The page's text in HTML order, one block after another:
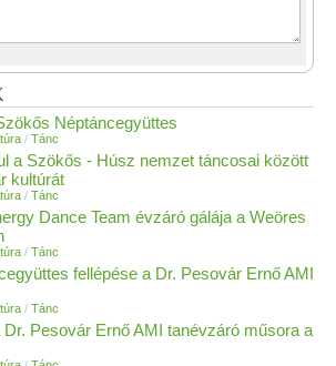
Néptáncegyüttes
/ Tánc
a Szökős - Húsz nemzet táncosai között
kultúrát
/ Tánc
Dance Team évzáró gálája a Weöres
/ Tánc
fellépése a Dr. Pesovár Ernő AMI
/ Tánc
Dr. Pesovár Ernő AMI tanévzáró műsora a